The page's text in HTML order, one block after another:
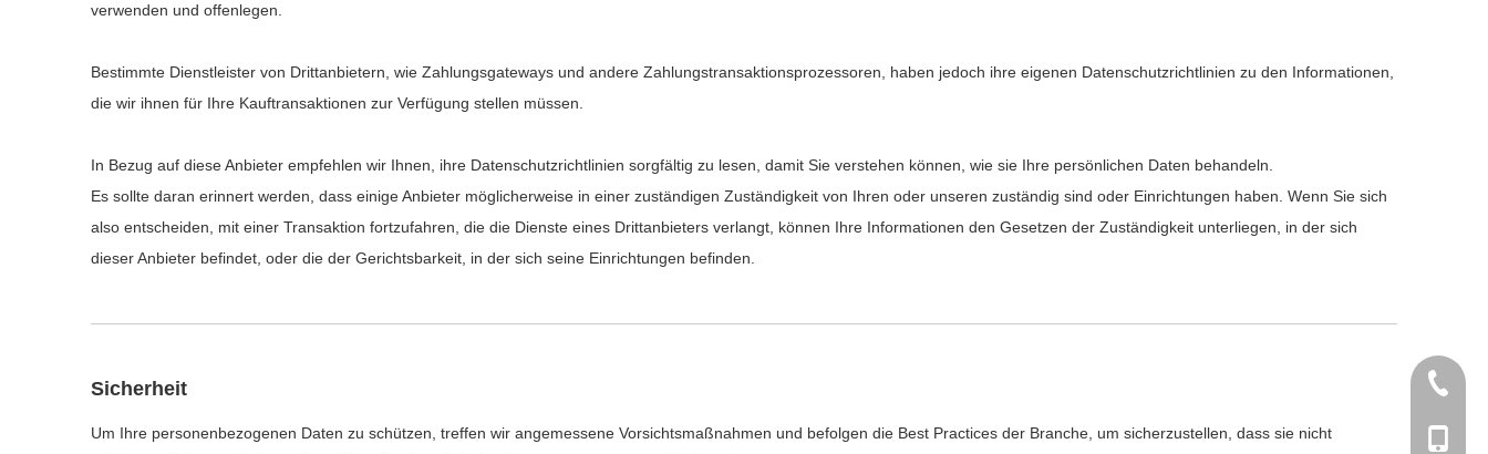
verwenden und offenlegen.
Bestimmte Dienstleister von Drittanbietern, wie Zahlungsgateways und andere Zahlungstransaktionsprozessoren, haben jedoch ihre eigenen Datenschutzrichtlinien zu den Informationen,
die wir ihnen für Ihre Kauftransaktionen zur Verfügung stellen müssen.
In Bezug auf diese Anbieter empfehlen wir Ihnen, ihre Datenschutzrichtlinien sorgfältig zu lesen, damit Sie verstehen können, wie sie Ihre persönlichen Daten behandeln.
Es sollte daran erinnert werden, dass einige Anbieter möglicherweise in einer zuständigen Zuständigkeit von Ihren oder unseren zuständig sind oder Einrichtungen haben. Wenn Sie sich
also entscheiden, mit einer Transaktion fortzufahren, die die Dienste eines Drittanbieters verlangt, können Ihre Informationen den Gesetzen der Zuständigkeit unterliegen, in der sich
dieser Anbieter befindet, oder die der Gerichtsbarkeit, in der sich seine Einrichtungen befinden.
Sicherheit
Um Ihre personenbezogenen Daten zu schützen, treffen wir angemessene Vorsichtsmaßnahmen und befolgen die Best Practices der Branche, um sicherzustellen, dass sie nicht
+86-